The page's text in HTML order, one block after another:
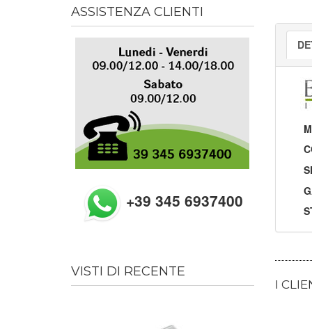
ASSISTENZA CLIENTI
+39 345 6937400
VISTI DI RECENTE
I